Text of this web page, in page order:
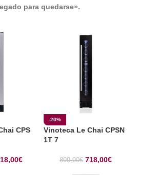
para quedarse».
CPS
€
-20%
Vinoteca Le Chai CPSN
1T 7
899,00€ 718,00€